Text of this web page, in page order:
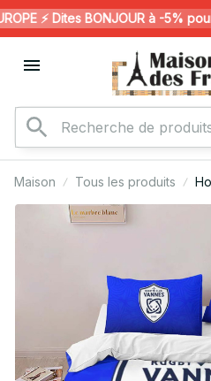
⚡️ Dites BONJOUR à -5%
Maison Tous les produits